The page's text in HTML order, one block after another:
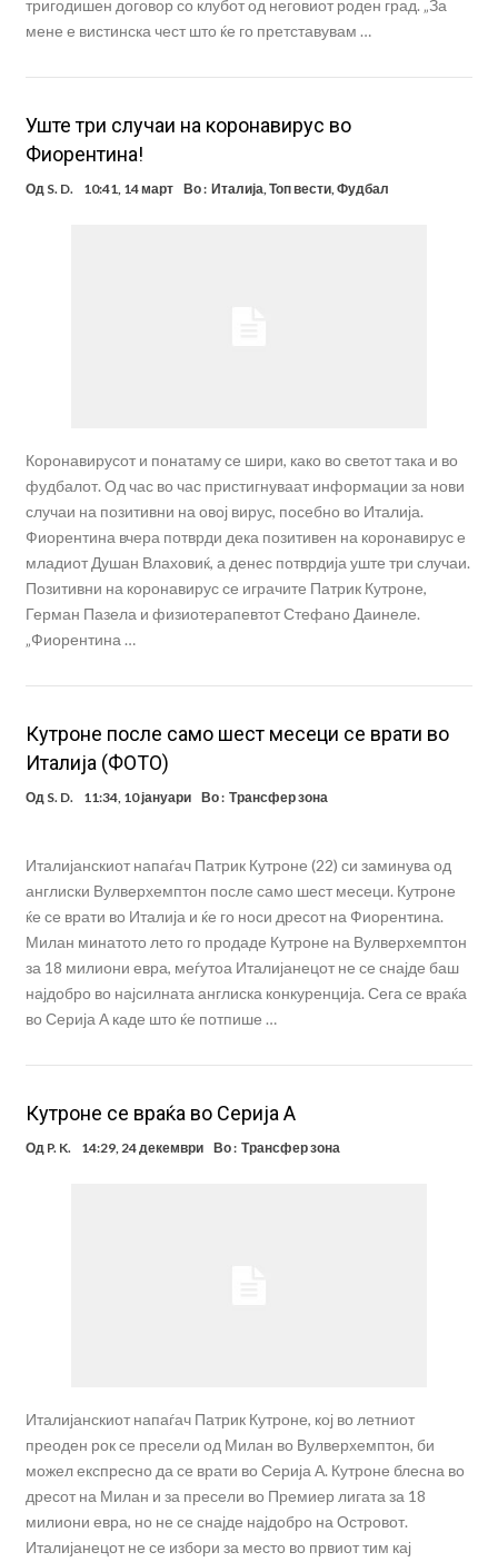
тригодишен договор со клубот од неговиот роден град. „За
мене е вистинска чест што ќе го претставувам …
Уште три случаи на коронавирус во
Фиорентина!
Од S. D. 10:41, 14 март Во : Италија Топ вести, Фудбал
Коронавирусот и понатаму се шири, како во светот така и во
фудбалот. Од час во час пристигнуваат информации за нови
случаи на позитивни на овој вирус, посебно во Италија.
Фиорентина вчера потврди дека позитивен на коронавирус е
младиот Душан Влаховиќ, а денес потврдија уште три случаи.
Позитивни на коронавирус се играчите Патрик Кутроне,
Герман Пазела и физиотерапевтот Стефано Даинеле.
„Фиорентина …
Кутроне после само шест месеци се врати во
Италија (ФОТО)
Од S. D. 11:34, 10 јануари Во : Трансфер зона
Италијанскиот напаѓач Патрик Кутроне (22) си заминува од
англиски Вулверхемптон после само шест месеци. Кутроне
ќе се врати во Италија и ќе го носи дресот на Фиорентина.
Милан минатото лето го продаде Кутроне на Вулверхемптон
за 18 милиони евра, меѓутоа Италијанецот не се снајде баш
најдобро во најсилната англиска конкуренција. Сега се враќа
во Серија А каде што ќе потпише …
Кутроне се враќа во Серија А
Од P. K. 14:29, 24 декември Во : Трансфер зона
Италијанскиот напаѓач Патрик Кутроне, кој во летниот
преоден рок се пресели од Милан во Вулверхемптон, би
можел експресно да се врати во Серија А. Кутроне блесна во
дресот на Милан и за пресели во Премиер лигата за 18
милиони евра, но не се снајде најдобро на Островот.
Италијанецот не се избори за место во првиот тим кај